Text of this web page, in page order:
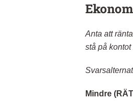
Anta att
stå på
Mindre